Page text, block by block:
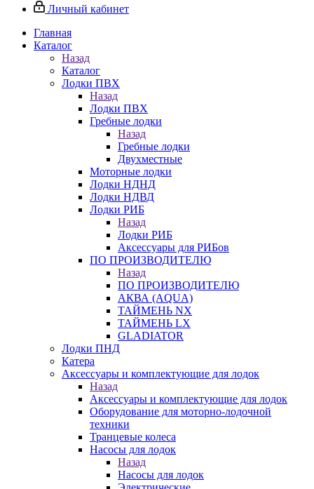
Личный кабинет
Главная
Каталог
Назад
Каталог
Лодки ПВХ
Назад
Лодки ПВХ
Гребные лодки
Назад
Гребные лодки
Двухместные
Моторные лодки
Лодки НДНД
Лодки НДВД
Лодки РИБ
Назад
Лодки РИБ
Аксессуары для РИБов
ПО ПРОИЗВОДИТЕЛЮ
Назад
ПО ПРОИЗВОДИТЕЛЮ
АКВА (AQUA)
ТАЙМЕНЬ NX
ТАЙМЕНЬ LX
GLADIATOR
Лодки ПНД
Катера
Аксессуары и комплектующие для лодок
Назад
Аксессуары и комплектующие для лодок
Оборудование для моторно-лодочной
техники
Транцевые колеса
Насосы для лодок
Назад
Насосы для лодок